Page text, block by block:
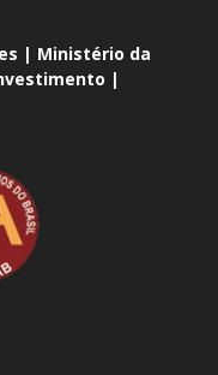
| Ministério da
|